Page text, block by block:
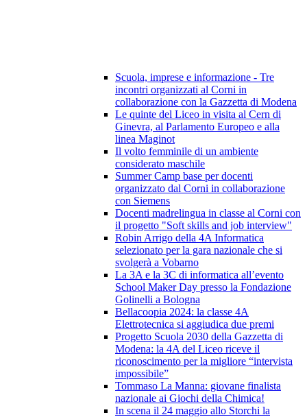
Scuola, imprese e informazione - Tre
incontri organizzati al Corni in
collaborazione con la Gazzetta di Modena
Le quinte del Liceo in visita al Cern di
Ginevra, al Parlamento Europeo e alla
linea Maginot
Il volto femminile di un ambiente
considerato maschile
Summer Camp base per docenti
organizzato dal Corni in collaborazione
con Siemens
Docenti madrelingua in classe al Corni con
il progetto "Soft skills and job interview"
Robin Arrigo della 4A Informatica
selezionato per la gara nazionale che si
svolgerà a Vobarno
La 3A e la 3C di informatica all’evento
School Maker Day presso la Fondazione
Golinelli a Bologna
Bellacoopia 2024: la classe 4A
Elettrotecnica si aggiudica due premi
Progetto Scuola 2030 della Gazzetta di
Modena: la 4A del Liceo riceve il
riconoscimento per la migliore “intervista
impossibile”
Tommaso La Manna: giovane finalista
nazionale ai Giochi della Chimica!
In scena il 24 maggio allo Storchi la